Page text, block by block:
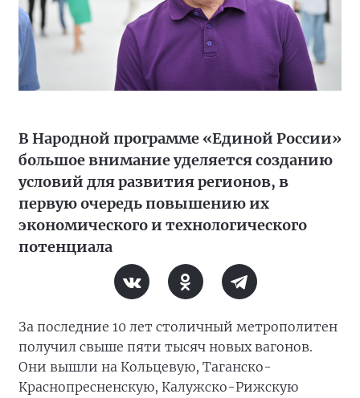
В Народной программе «Единой России»
большое внимание уделяется созданию
условий для развития регионов, в
первую очередь повышению их
экономического и технологического
потенциала
За последние 10 лет столичный метрополитен
получил свыше пяти тысяч новых вагонов.
Они вышли на Кольцевую, Таганско-
Краснопресненскую, Калужско-Рижскую